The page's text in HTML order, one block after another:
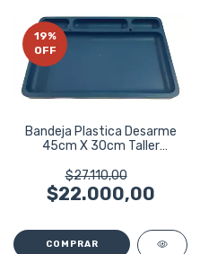
19%
OFF
Bandeja Plastica Desarme
45cm X 30cm Taller
$27.110,00
$22.000,00